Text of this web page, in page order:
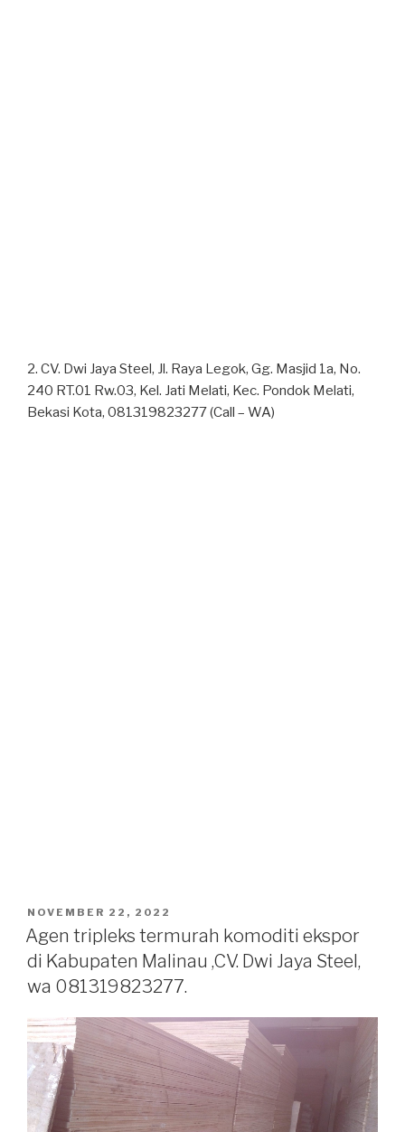
2. CV. Dwi Jaya Steel, Jl. Raya Legok, Gg. Masjid 1a, No.
240 RT.01 Rw.03, Kel. Jati Melati, Kec. Pondok Melati,
Bekasi Kota, 081319823277 (Call – WA)
POSTED
ON
NOVEMBER 22, 2022
Agen tripleks termurah komoditi ekspor
di Kabupaten Malinau ,CV. Dwi Jaya Steel,
wa 081319823277.